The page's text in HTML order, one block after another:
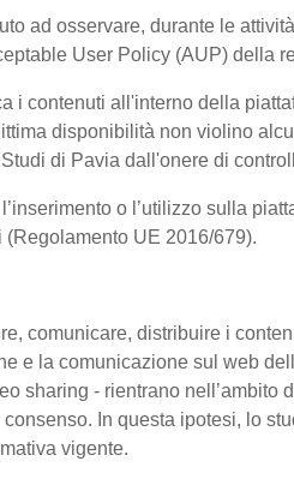
ad osservare, durante le
User Policy (AUP) della
i contenuti all'interno della
disponibilità non violino
Studi di Pavia dall'onere di
o l’utilizzo sulla
UE 2016/679).
comunicare, distribuire i
e la comunicazione sul web
sharing - rientrano
In questa ipotesi, lo
vigente.